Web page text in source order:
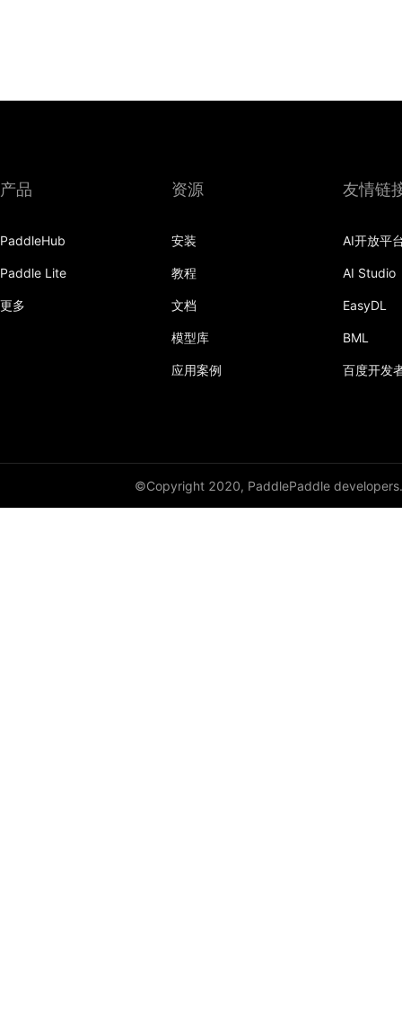
产品
PaddleHub
Paddle Lite
更多
资源
安装
教程
文档
模型库
应用案例
友情链
AI开放平
AI Studio
EasyDL
BML
百度开发
©Copyright 2020, PaddlePaddle developers.